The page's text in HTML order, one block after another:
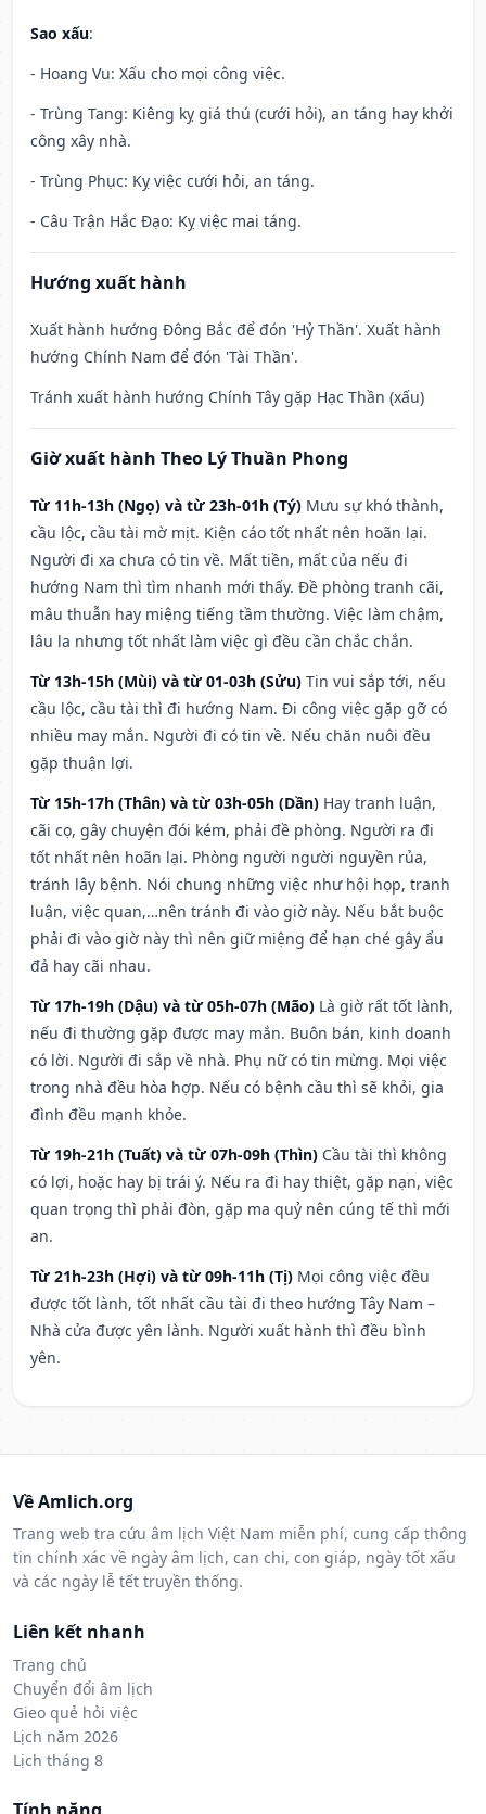
Sao xấu:
- Hoang Vu: Xấu cho mọi công việc.
- Trùng Tang: Kiêng kỵ giá thú (cưới hỏi), an táng hay khởi
công xây nhà.
- Trùng Phục: Kỵ việc cưới hỏi, an táng.
- Câu Trận Hắc Đạo: Kỵ việc mai táng.
Hướng xuất hành
Xuất hành hướng Đông Bắc để đón 'Hỷ Thần'. Xuất hành
hướng Chính Nam để đón 'Tài Thần'.
Tránh xuất hành hướng Chính Tây gặp Hạc Thần (xấu)
Giờ xuất hành Theo Lý Thuần Phong
Từ 11h-13h (Ngọ) và từ 23h-01h (Tý) Mưu sự khó thành,
cầu lộc, cầu tài mờ mịt. Kiện cáo tốt nhất nên hoãn lại.
Người đi xa chưa có tin về. Mất tiền, mất của nếu đi
hướng Nam thì tìm nhanh mới thấy. Đề phòng tranh cãi,
mâu thuẫn hay miệng tiếng tầm thường. Việc làm chậm,
lâu la nhưng tốt nhất làm việc gì đều cần chắc chắn.
Từ 13h-15h (Mùi) và từ 01-03h (Sửu) Tin vui sắp tới, nếu
cầu lộc, cầu tài thì đi hướng Nam. Đi công việc gặp gỡ có
nhiều may mắn. Người đi có tin về. Nếu chăn nuôi đều
gặp thuận lợi.
Từ 15h-17h (Thân) và từ 03h-05h (Dần) Hay tranh luận,
cãi cọ, gây chuyện đói kém, phải đề phòng. Người ra đi
tốt nhất nên hoãn lại. Phòng người người nguyền rủa,
tránh lây bệnh. Nói chung những việc như hội họp, tranh
luận, việc quan,…nên tránh đi vào giờ này. Nếu bắt buộc
phải đi vào giờ này thì nên giữ miệng để hạn ché gây ẩu
đả hay cãi nhau.
Từ 17h-19h (Dậu) và từ 05h-07h (Mão) Là giờ rất tốt lành,
nếu đi thường gặp được may mắn. Buôn bán, kinh doanh
có lời. Người đi sắp về nhà. Phụ nữ có tin mừng. Mọi việc
trong nhà đều hòa hợp. Nếu có bệnh cầu thì sẽ khỏi, gia
đình đều mạnh khỏe.
Từ 19h-21h (Tuất) và từ 07h-09h (Thìn) Cầu tài thì không
có lợi, hoặc hay bị trái ý. Nếu ra đi hay thiệt, gặp nạn, việc
quan trọng thì phải đòn, gặp ma quỷ nên cúng tế thì mới
an.
Từ 21h-23h (Hợi) và từ 09h-11h (Tị) Mọi công việc đều
được tốt lành, tốt nhất cầu tài đi theo hướng Tây Nam –
Nhà cửa được yên lành. Người xuất hành thì đều bình
yên.
Về Amlich.org
Trang web tra cứu âm lịch Việt Nam miễn phí, cung cấp thông
tin chính xác về ngày âm lịch, can chi, con giáp, ngày tốt xấu
và các ngày lễ tết truyền thống.
Liên kết nhanh
Trang chủ
Chuyển đổi âm lịch
Gieo quẻ hỏi việc
Lịch năm 2026
Lịch tháng 8